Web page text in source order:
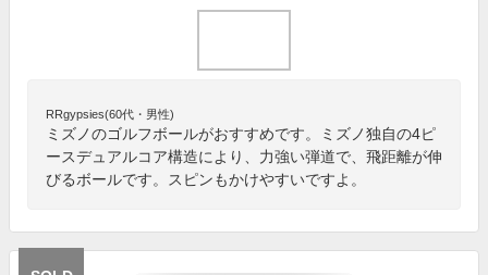
RRgypsies(60代・男性)
ミズノのゴルフボールがおすすめです。ミズノ独自の4ピ
ースデュアルコア構造により、力強い弾道で、飛距離が伸
びるボールです。スピンもかけやすいですよ。